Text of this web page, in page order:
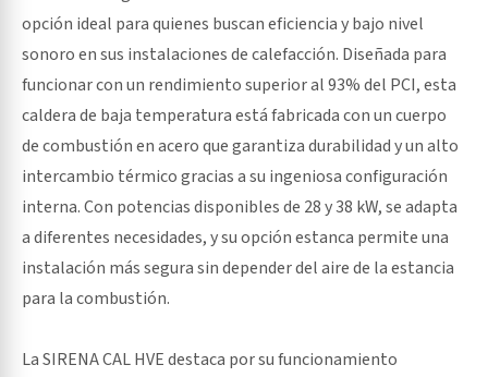
opción ideal para quienes buscan eficiencia y bajo nivel
sonoro en sus instalaciones de calefacción. Diseñada para
funcionar con un rendimiento superior al 93% del PCI, esta
caldera de baja temperatura está fabricada con un cuerpo
de combustión en acero que garantiza durabilidad y un alto
intercambio térmico gracias a su ingeniosa configuración
interna. Con potencias disponibles de 28 y 38 kW, se adapta
a diferentes necesidades, y su opción estanca permite una
instalación más segura sin depender del aire de la estancia
para la combustión.
La SIRENA CAL HVE destaca por su funcionamiento